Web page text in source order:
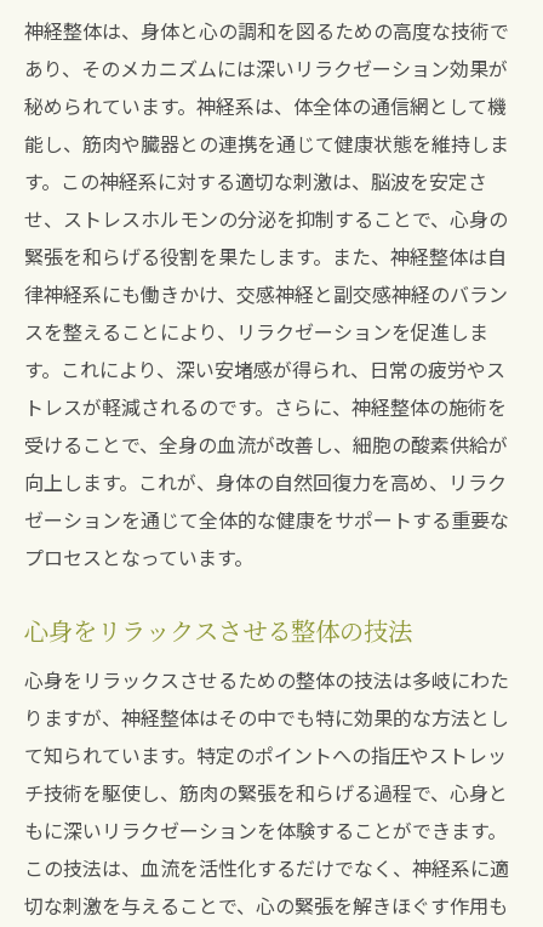
神経整体は、身体と心の調和を図るための高度な技術で
あり、そのメカニズムには深いリラクゼーション効果が
秘められています。神経系は、体全体の通信網として機
能し、筋肉や臓器との連携を通じて健康状態を維持しま
す。この神経系に対する適切な刺激は、脳波を安定さ
せ、ストレスホルモンの分泌を抑制することで、心身の
緊張を和らげる役割を果たします。また、神経整体は自
律神経系にも働きかけ、交感神経と副交感神経のバラン
スを整えることにより、リラクゼーションを促進しま
す。これにより、深い安堵感が得られ、日常の疲労やス
トレスが軽減されるのです。さらに、神経整体の施術を
受けることで、全身の血流が改善し、細胞の酸素供給が
向上します。これが、身体の自然回復力を高め、リラク
ゼーションを通じて全体的な健康をサポートする重要な
プロセスとなっています。
心身をリラックスさせる整体の技法
心身をリラックスさせるための整体の技法は多岐にわた
りますが、神経整体はその中でも特に効果的な方法とし
て知られています。特定のポイントへの指圧やストレッ
チ技術を駆使し、筋肉の緊張を和らげる過程で、心身と
もに深いリラクゼーションを体験することができます。
この技法は、血流を活性化するだけでなく、神経系に適
切な刺激を与えることで、心の緊張を解きほぐす作用も